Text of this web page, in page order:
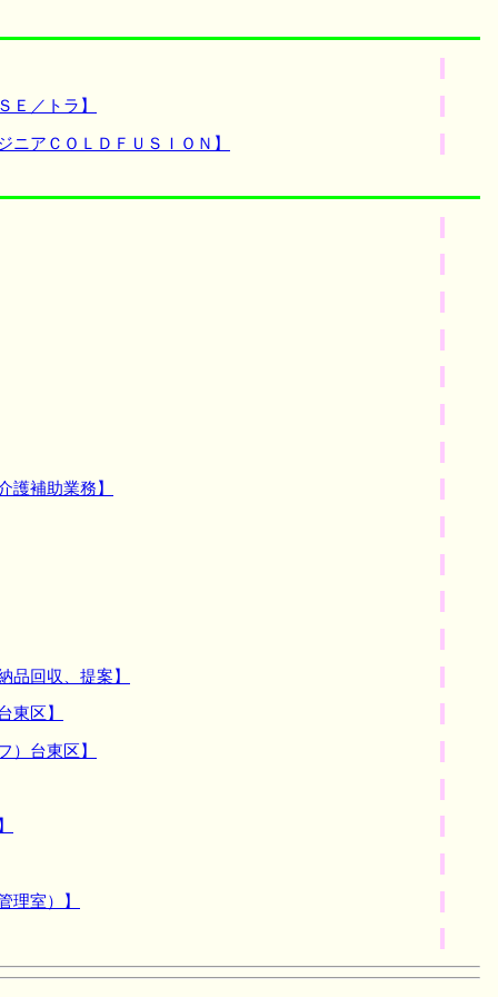
／トラ】
アＣＯＬＤＦＵＳＩＯＮ】
補助業務】
回収、提案】
東区】
台東区】
理室）】